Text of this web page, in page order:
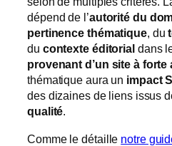
dépend de l’autorité du
pertinence thématique, du
du contexte éditorial dans
provenant d’un site à forte
thématique aura un impact
des dizaines de liens issus
qualité.
Comme le détaille notre